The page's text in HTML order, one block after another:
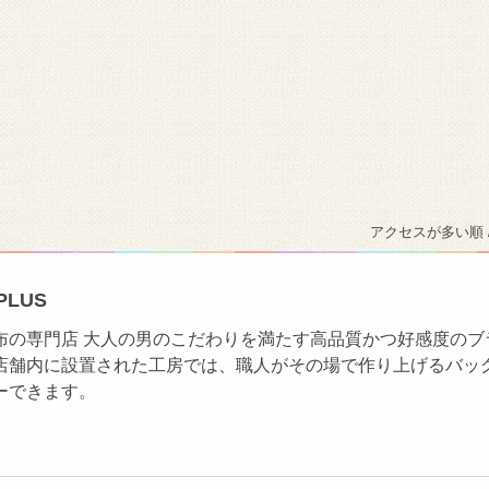
アクセスが多い
の専門店 大人の男のこだわりを満たす高品質かつ好感度のブ
舗内に設置された工房では、職人がその場で作り上げるバッ
きます。